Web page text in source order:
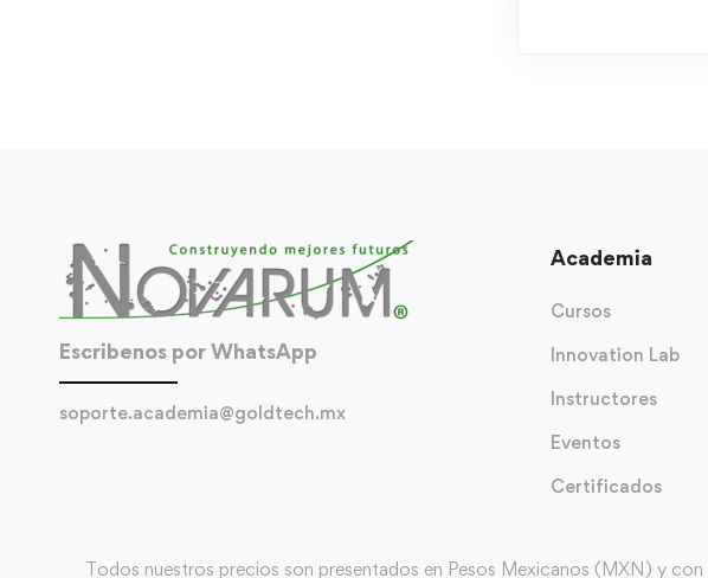
Escribenos por WhatsApp
soporte.academia@goldtech.mx
Academia
Cursos
Innovation Lab
Instructores
Eventos
Certificados
Todos nuestros precios son presentados en Pesos Mexicanos (MXN) y